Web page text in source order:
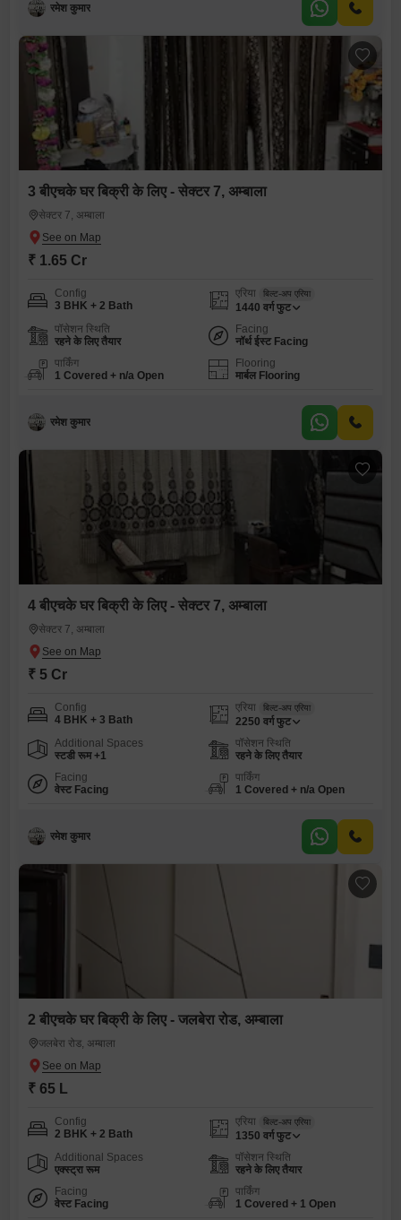
रमेश कुमार
3 बीएचके घर बिक्री के लिए - सेक्टर 7, अम्बाला
सेक्टर 7, अम्बाला
₹ 1.65 Cr
Config
3 BHK + 2 Bath
एरिया बिल्ट-अप एरिया
1440 वर्ग फुट
पॉसेशन स्थिति
रहने के लिए तैयार
Facing
नॉर्थ ईस्ट Facing
पार्किंग
1 Covered + n/a Open
Flooring
मार्बल Flooring
रमेश कुमार
4 बीएचके घर बिक्री के लिए - सेक्टर 7, अम्बाला
सेक्टर 7, अम्बाला
₹ 5 Cr
Config
4 BHK + 3 Bath
एरिया बिल्ट-अप एरिया
2250 वर्ग फुट
Additional Spaces
स्टडी रूम +1
पॉसेशन स्थिति
रहने के लिए तैयार
Facing
वेस्ट Facing
पार्किंग
1 Covered + n/a Open
रमेश कुमार
2 बीएचके घर बिक्री के लिए - जलबेरा रोड, अम्बाला
जलबेरा रोड, अम्बाला
₹ 65 L
Config
2 BHK + 2 Bath
एरिया बिल्ट-अप एरिया
1350 वर्ग फुट
Additional Spaces
एक्स्ट्रा रूम
पॉसेशन स्थिति
रहने के लिए तैयार
Facing
वेस्ट Facing
पार्किंग
1 Covered + 1 Open